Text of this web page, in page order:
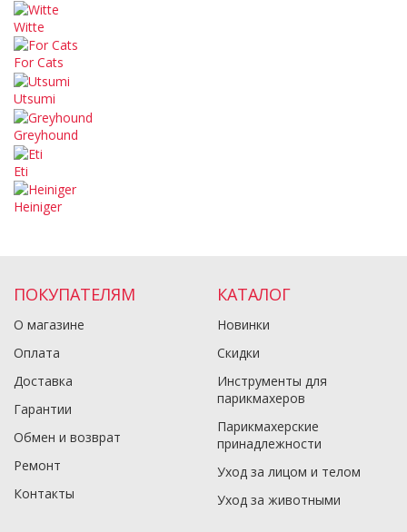
Witte
For Cats
Utsumi
Greyhound
Eti
Heiniger
ПОКУПАТЕЛЯМ
О магазине
Оплата
Доставка
Гарантии
Обмен и возврат
Ремонт
Контакты
КАТАЛОГ
Новинки
Скидки
Инструменты для
парикмахеров
Парикмахерские
принадлежности
Уход за лицом и телом
Уход за животными